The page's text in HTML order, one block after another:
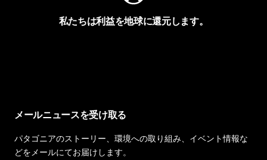
私たちは利益を地球に還元します。
メールニュースを受け取る
パタゴニアのストーリー、環境への取り組み、イベント情報な
どをメールにてお届けします。